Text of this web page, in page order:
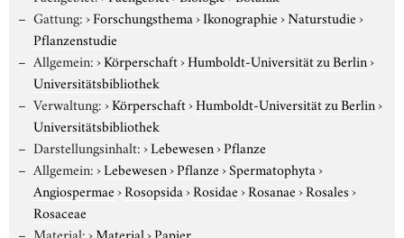
Gattung:›Forschungsthema›Ikonographie›Naturstudie›
Pflanzenstudie
Allgemein:›Körperschaft›Humboldt-Universität zu Berlin›
Universitätsbibliothek
Verwaltung:›Körperschaft›Humboldt-Universität zu Berlin›
Universitätsbibliothek
Darstellungsinhalt:›Lebewesen›Pflanze
Allgemein:›Lebewesen›Pflanze›Spermatophyta›
Angiospermae›Rosopsida›Rosidae›Rosanae›Rosales›
Rosaceae
Material:›Material›Papier